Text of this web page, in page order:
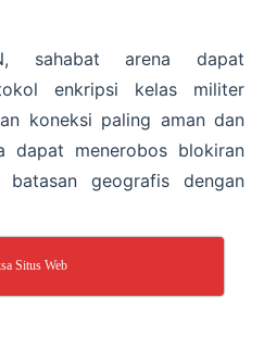
sahabat arena dapat
enkripsi kelas militer
koneksi paling aman dan
dapat menerobos blokiran
batasan geografis dengan
Situs Web